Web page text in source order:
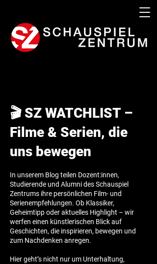
🎬 SZ WATCHLIST –
Filme & Serien, die
uns bewegen
In unserem Blog teilen Dozent:innen,
Studierende und Alumni des Schauspiel
Zentrums ihre persönlichen Film- und
Serienempfehlungen. Ob Klassiker,
Geheimtipp oder aktuelles Highlight – wir
werfen einen künstlerischen Blick auf
Geschichten, die inspirieren, bewegen und
zum Nachdenken anregen.
Hier geht’s nicht nur um Unterhaltung,